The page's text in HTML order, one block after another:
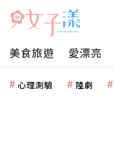
美食旅遊 愛漂亮
心理測驗 陸劇